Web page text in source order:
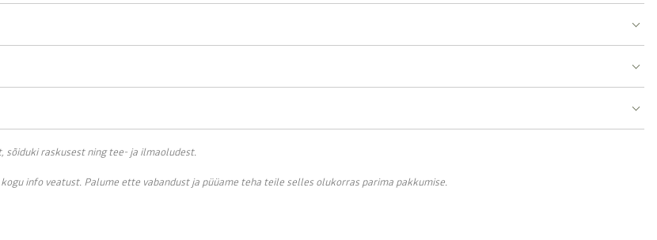
raskusest ning tee- ja ilmaoludest.
info veatust. Palume ette vabandust ja püüame teha teile selles olukorras parima pakkumise.